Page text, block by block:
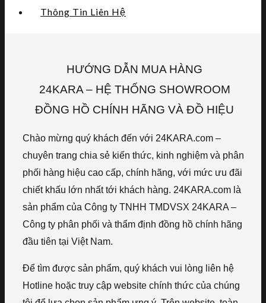
Thông Tin Liên Hệ
HƯỚNG DẪN MUA HÀNG
24KARA – HỆ THỐNG SHOWROOM
ĐỒNG HỒ CHÍNH HÃNG VÀ ĐỒ HIỆU
Chào mừng quý khách đến với 24KARA.com –
chuyên trang chia sẻ kiến thức, kinh nghiệm và phân
phối hàng hiệu cao cấp, chính hãng, với mức ưu đãi
chiết khấu lớn nhất tới khách hàng. 24KARA.com là
sản phẩm của Công ty TNHH TMDVSX 24KARA –
Công ty phân phối và thẩm định đồng hồ chính hãng
đầu tiên tại Việt Nam.
Để tìm được sản phẩm, quý khách vui lòng liên hệ
Hotline hoặc truy cập website chính thức của chúng